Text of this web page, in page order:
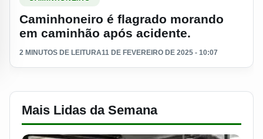
Caminhoneiro é flagrado morando
em caminhão após acidente.
2 MINUTOS DE LEITURA11 DE FEVEREIRO DE 2025 - 10:07
Mais Lidas da Semana